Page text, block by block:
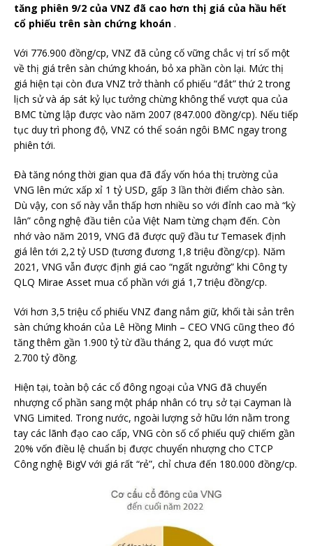
tăng phiên 9/2 của VNZ đã cao hơn thị giá của hầu hết
cổ phiếu trên sàn chứng khoán .
Với 776.900 đồng/cp, VNZ đã củng cố vững chắc vị trí số một
về thị giá trên sàn chứng khoán, bỏ xa phần còn lại. Mức thị
giá hiện tại còn đưa VNZ trở thành cổ phiếu “đắt” thứ 2 trong
lịch sử và áp sát kỷ lục tưởng chừng không thể vượt qua của
BMC từng lập được vào năm 2007 (847.000 đồng/cp). Nếu tiếp
tục duy trì phong độ, VNZ có thể soán ngôi BMC ngay trong
phiên tới.
Đà tăng nóng thời gian qua đã đẩy vốn hóa thị trường của
VNG lên mức xấp xỉ 1 tỷ USD, gấp 3 lần thời điểm chào sàn.
Dù vậy, con số này vẫn thấp hơn nhiều so với đỉnh cao mà “kỳ
lân” công nghệ đầu tiên của Việt Nam từng chạm đến. Còn
nhớ vào năm 2019, VNG đã được quỹ đầu tư Temasek định
giá lên tới 2,2 tỷ USD (tương đương 1,8 triệu đồng/cp). Năm
2021, VNG vẫn được định giá cao “ngất ngưởng” khi Công ty
QLQ Mirae Asset mua cổ phần với giá 1,7 triệu đồng/cp.
Với hơn 3,5 triệu cổ phiếu VNZ đang nắm giữ, khối tài sản trên
sàn chứng khoán của Lê Hồng Minh – CEO VNG cũng theo đó
tăng thêm gần 1.900 tỷ từ đầu tháng 2, qua đó vượt mức
2.700 tỷ đồng.
Hiện tại, toàn bộ các cổ đông ngoại của VNG đã chuyển
nhượng cổ phần sang một pháp nhân có trụ sở tại Cayman là
VNG Limited. Trong nước, ngoài lượng sở hữu lớn nằm trong
tay các lãnh đạo cao cấp, VNG còn số cổ phiếu quỹ chiếm gần
20% vốn điều lệ chuẩn bị được chuyển nhượng cho CTCP
Công nghệ BigV với giá rất “rẻ”, chỉ chưa đến 180.000 đồng/cp.